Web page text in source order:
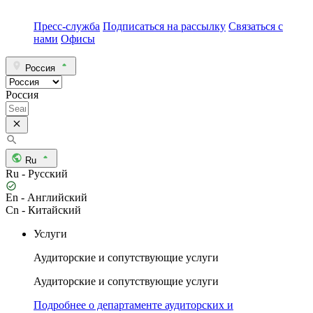
Пресс-служба Подписаться на рассылку Связаться с
нами Офисы
Россия
Россия
Ru
Ru - Русский
En - Английский
Cn - Китайский
Услуги
Аудиторские и сопутствующие услуги
Аудиторские и сопутствующие услуги
Подробнее о департаменте аудиторских и